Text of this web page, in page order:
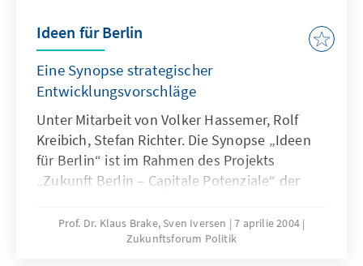
Ideen für Berlin
Eine Synopse strategischer
Entwicklungsvorschläge
Unter Mitarbeit von Volker Hassemer, Rolf
Kreibich, Stefan Richter. Die Synopse „Ideen
für Berlin“ ist im Rahmen des Projekts
„Zukunft Berlin – Capitale Potenziale“ der
dieses Projekts ist es, engagierte Bürgerinnen
und Bürger Berlins nicht nur zum Sprechen
Prof. Dr. Klaus Brake, Sven Iversen
7 aprilie 2004
Zukunftsforum Politik